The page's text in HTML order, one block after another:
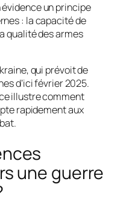
un principe
: la capacité de
qualité des armes
qui prévoit de
d’ici février 2025.
illustre comment
rapidement aux
une guerre